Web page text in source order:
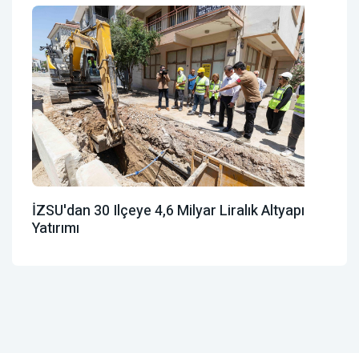
İZSU'dan 30 Ilçeye 4,6 Milyar Liralık Altyapı
Yatırımı